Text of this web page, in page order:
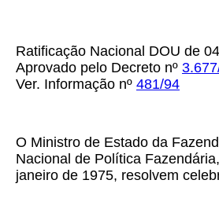
Ratificação Nacional DOU de
Aprovado pelo Decreto nº
Ver. Informação nº 481/94
O Ministro de Estado da
Nacional de Política
janeiro de 1975, resolvem